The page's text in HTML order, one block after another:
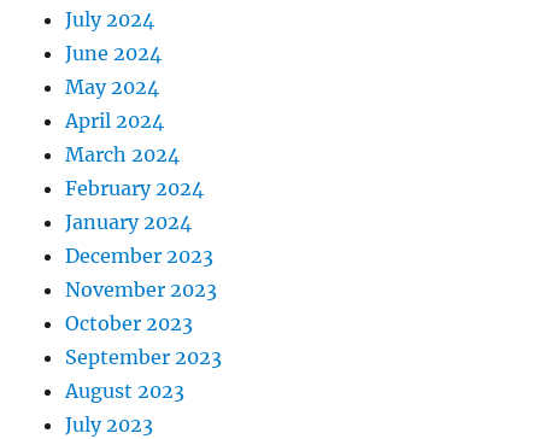
July 2024
June 2024
May 2024
April 2024
March 2024
February 2024
January 2024
December 2023
November 2023
October 2023
September 2023
August 2023
July 2023